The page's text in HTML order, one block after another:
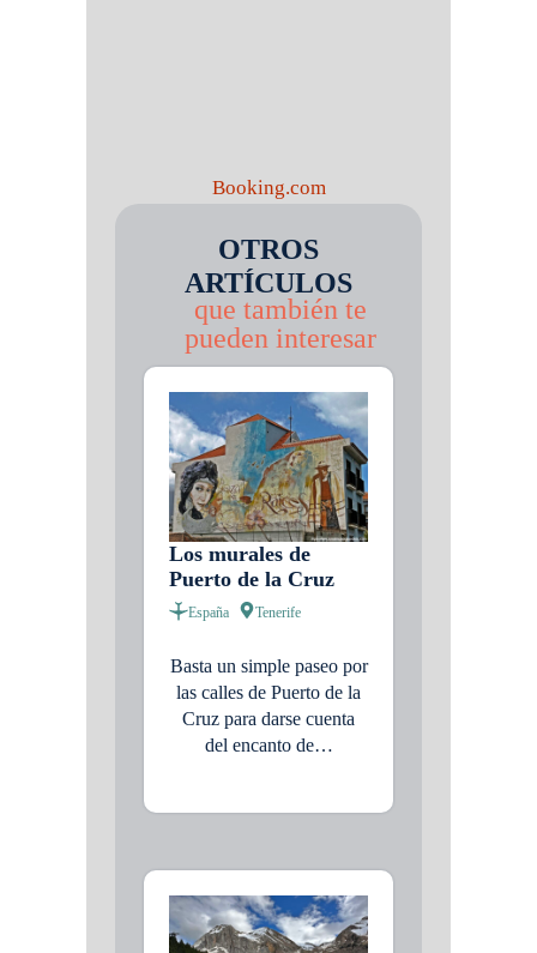
Booking.com
OTROS
ARTÍCULOS
que también te
pueden interesar
Los murales de
Puerto de la Cruz
España Tenerife
Basta un simple paseo por
las calles de Puerto de la
Cruz para darse cuenta
del encanto de…